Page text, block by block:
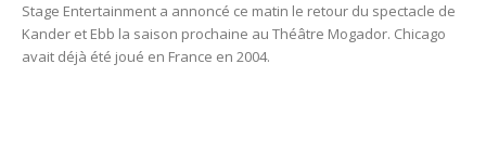
Stage Entertainment a annoncé ce matin le retour du spectacle de
Kander et Ebb la saison prochaine au Théâtre Mogador. Chicago
avait déjà été joué en France en 2004.